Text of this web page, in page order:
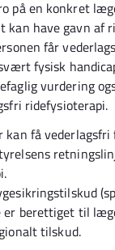
på en konkret
kan have gavn af
får
fysisk
vurdering
ridefysioterapi.
kan få
er berettiget til
tilskud.